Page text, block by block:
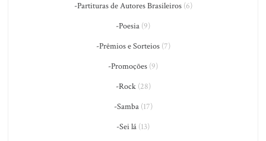
-Partituras de Autores Brasileiros(6)
-Poesia (9)
-Prêmios e Sorteios(7)
-Promoções (9)
-Rock(28)
-Samba(17)
-Sei lá (13)